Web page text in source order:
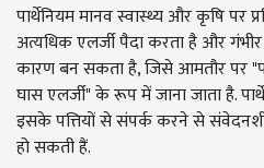
पार्थेनियम मानव स्वास्थ्य और कृषि पर
अत्यधिक एलर्जी पैदा करता है और
कारण बन सकता है, जिसे आमतौर पर
घास एलर्जी" के रूप में जाना जाता है.
इसके पत्तियों से संपर्क करने से संवेदनशील
हो सकती हैं.